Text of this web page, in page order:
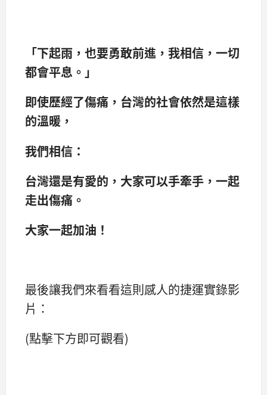
「下起雨，也要勇敢前進，我相信，一切
都會平息。」
即使歷經了傷痛，台灣的社會依然是這樣
的溫暖，
我們相信：
台灣還是有愛的，大家可以手牽手，一起
走出傷痛。
大家一起加油！
最後讓我們來看看這則感人的捷運實錄影
片：
(點擊下方即可觀看)